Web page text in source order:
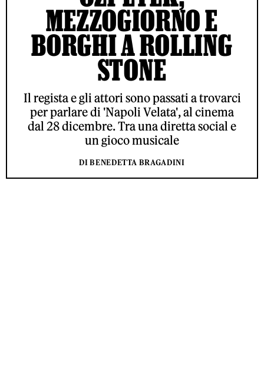
MEZZOGIORNO E
BORGHI A ROLLING
STONE
Il regista e gli attori sono passati a trovarci
per parlare di 'Napoli Velata', al cinema
dal 28 dicembre. Tra una diretta social e
un gioco musicale
DI BENEDETTA BRAGADINI